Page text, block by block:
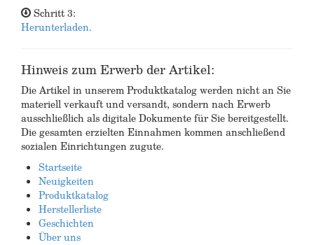
Schritt 3:
Herunterladen.
Hinweis zum Erwerb der Artikel:
Die Artikel in unserem Produktkatalog werden nicht an Sie
materiell verkauft und versandt, sondern nach Erwerb
ausschließlich als digitale Dokumente für Sie bereitgestellt.
Die gesamten erzielten Einnahmen kommen anschließend
sozialen Einrichtungen zugute.
Startseite
Neuigkeiten
Produktkatalog
Herstellerliste
Geschichten
Über uns